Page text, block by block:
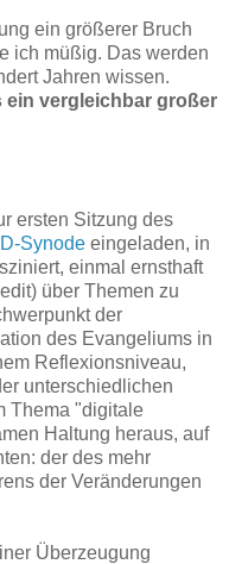
ein größerer Bruch
ich müßig. Das werden
Jahren wissen.
ein vergleichbar großer
ersten Sitzung des
Synode eingeladen, in
einmal ernsthaft
über Themen zu
der
des Evangeliums in
Reflexionsniveau,
unterschiedlichen
Thema "digitale
Haltung heraus, auf
der des mehr
der Veränderungen
Überzeugung